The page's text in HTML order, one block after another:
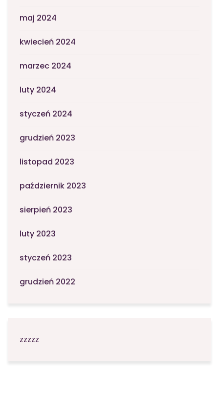
maj 2024
kwiecień 2024
marzec 2024
luty 2024
styczeń 2024
grudzień 2023
listopad 2023
październik 2023
sierpień 2023
luty 2023
styczeń 2023
grudzień 2022
zzzzz